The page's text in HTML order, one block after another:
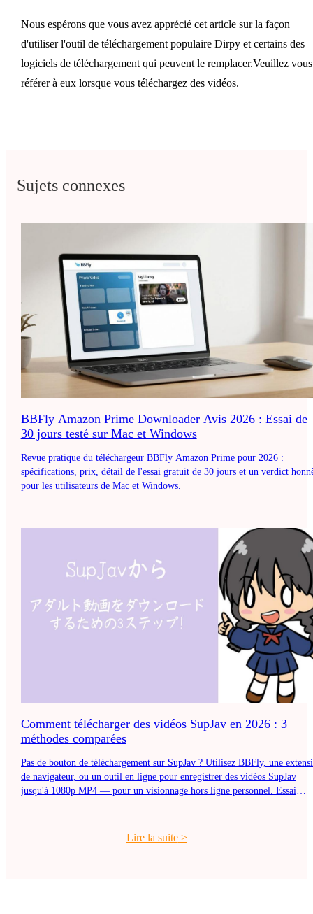
Nous espérons que vous avez apprécié cet article sur la façon
d'utiliser l'outil de téléchargement populaire Dirpy et certains des
logiciels de téléchargement qui peuvent le remplacer.Veuillez vous
référer à eux lorsque vous téléchargez des vidéos.
Sujets connexes
BBFly Amazon Prime Downloader Avis 2026 : Essai de
30 jours testé sur Mac et Windows
Revue pratique du téléchargeur BBFly Amazon Prime pour 2026 :
spécifications, prix, détail de l'essai gratuit de 30 jours et un verdict
pour les utilisateurs de Mac et Windows.
Comment télécharger des vidéos SupJav en 2026 : 3
méthodes comparées
Pas de bouton de téléchargement sur SupJav ? Utilisez BBFly, une
de navigateur, ou un outil en ligne pour enregistrer des vidéos SupJav
jusqu'à 1080p MP4 — pour un visionnage hors ligne personnel. Essai
Lire la suite>